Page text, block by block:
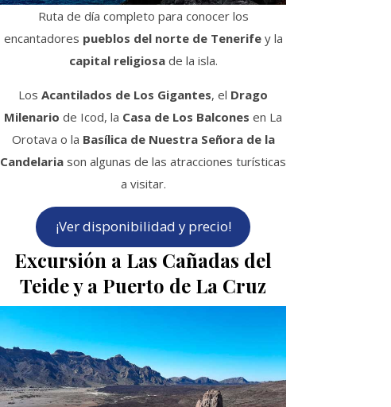
Ruta de día completo para conocer los
encantadores pueblos del norte de Tenerifey la
capital religiosade la isla.
Los Acantilados de Los Gigantes, el Drago
Milenario de Icod, la Casa de Los Balcones en La
Orotava o la Basílica de Nuestra Señora de la
Candelaria son algunas de las atracciones turísticas
a visitar.
¡Ver disponibilidad y precio!
Excursión a Las Cañadas del
Teide y a Puerto de La Cruz